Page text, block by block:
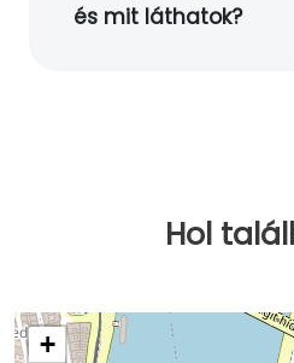
és mit láthatok?
Hol
+